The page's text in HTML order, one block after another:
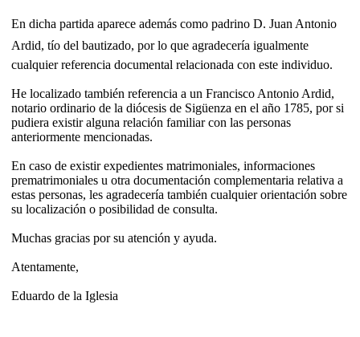
En dicha partida aparece además como padrino D. Juan Antonio
Ardid, tío del bautizado, por lo que agradecería igualmente
cualquier referencia documental relacionada con este individuo.
He localizado también referencia a un Francisco Antonio Ardid,
notario ordinario de la diócesis de Sigüenza en el año 1785, por si
pudiera existir alguna relación familiar con las personas
anteriormente mencionadas.
En caso de existir expedientes matrimoniales, informaciones
prematrimoniales u otra documentación complementaria relativa a
estas personas, les agradecería también cualquier orientación sobre
su localización o posibilidad de consulta.
Muchas gracias por su atención y ayuda.
Atentamente,
Eduardo de la Iglesia